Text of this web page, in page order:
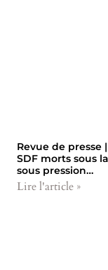
Revue de presse
SDF morts sous
sous pression…
Lire l'article »